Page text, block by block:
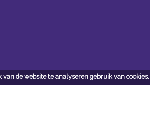
de website te analyseren gebruik van cookies.